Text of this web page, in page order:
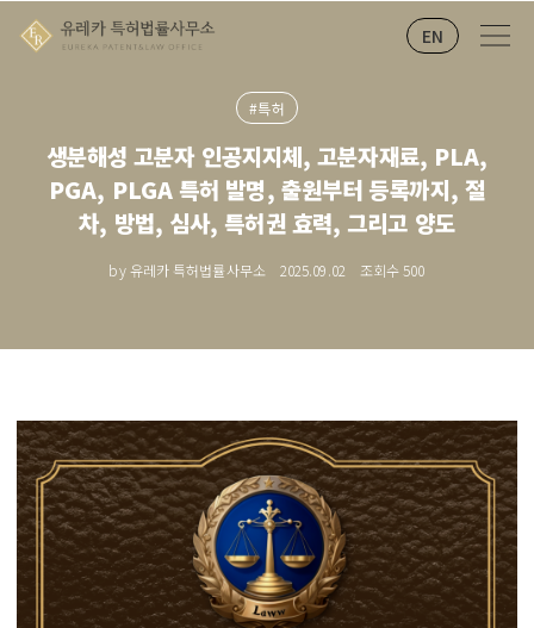
EN
#특허
생분해성 고분자 인공지지체, 고분자재료, PLA,
PGA, PLGA 특허 발명, 출원부터 등록까지, 절
차, 방법, 심사, 특허권 효력, 그리고 양도
by 유레카 특허법률사무소 2025.09.02 조회수500